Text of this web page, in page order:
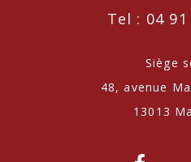
Tel : 04
Siège
48, avenue
13013